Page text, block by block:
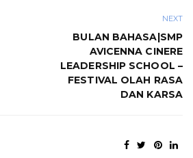
NEXT
BULAN BAHASA|SMP
AVICENNA CINERE
LEADERSHIP SCHOOL –
FESTIVAL OLAH RASA
DAN KARSA